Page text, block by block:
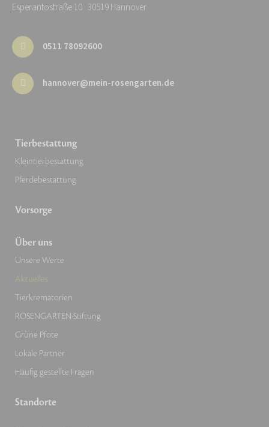
Esperantostraße 10 · 30519 Hannover
0511 78092600
hannover@mein-rosengarten.de
Tierbestattung
Kleintierbestattung
Pferdebestattung
Vorsorge
Über uns
Unsere Werte
Aktuelles
Tierkrematorien
ROSENGARTEN-Stiftung
Grüne Pfote
Lokale Partner
Häufig gestellte Fragen
Standorte